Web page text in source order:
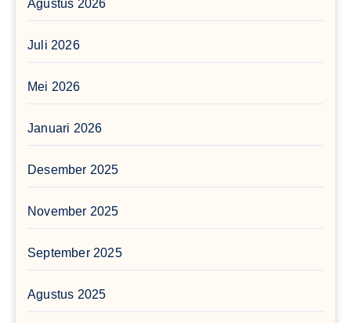
Agustus 2026
Juli 2026
Mei 2026
Januari 2026
Desember 2025
November 2025
September 2025
Agustus 2025